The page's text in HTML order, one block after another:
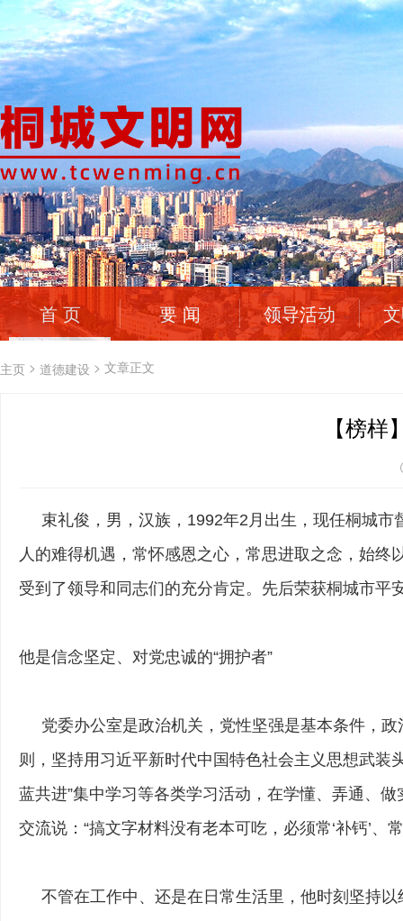
首 页 要 闻 领导活动
主页 > 道德建设 > 文章正文
【榜
束礼俊，男，汉族，1992年2月出生，现任桐城市
人的难得机遇，常怀感恩之心，常思进取之念，始
受到了领导和同志们的充分肯定。先后荣获桐城市
他是信念坚定、对党忠诚的“拥护者”
党委办公室是政治机关，党性坚强是基本条件，政
则，坚持用习近平新时代中国特色社会主义思想武
蓝共进”集中学习等各类学习活动，在学懂、弄通、
交流说：“搞文字材料没有老本可吃，必须常‘补钙’、常
不管在工作中、还是在日常生活里，他时刻坚持以